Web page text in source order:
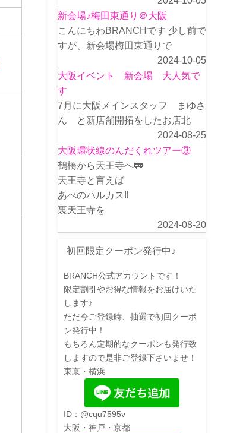
新会場♪梅田東通り＠大阪
こんにちわBRANCHです 少し前で
すが、新会場梅田東通りで
2024-10-05
大阪イベント 新会場 大人気で
す
7月に大阪メインスタッフ まゆさ
ん と新店舗開拓をしたお店北
2024-08-25
大阪環状線のんだくれツアー③
鶴橋から天王寺へ🚃
天王寺と言えば
あべのハルカス‼️
裏天王寺を
2024-08-20
初回限定クーポン発行中♪
BRANCH公式アカウントです！
限定割引やお得な情報をお届けいた
します♪
ただ今ご登録時、抽選で初回クーポ
ン発行中！
もちろん定期的なクーポンも発行致
しますので是非ご登録下さいませ！
東京・横浜
ID：@cqu7595v
大阪・神戸・京都